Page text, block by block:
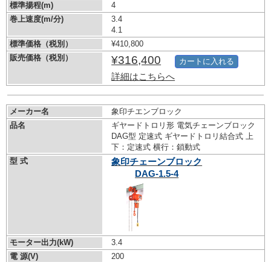
標準揚程(m)
4
巻上速度(m/分)
3.4
4.1
標準価格（税別）
¥410,800
販売価格（税別）
¥316,400
詳細はこちらへ
カートに入れる
メーカー名
象印チエンブロック
品名
ギヤードトロリ形 電気チェーンブロック
DAG型 定速式 ギヤードトロリ結合式 上
下：定速式 横行：鎖動式
型 式
象印チェーンブロック
DAG-1.5-4
モーター出力(kW)
3.4
電 源(V)
200